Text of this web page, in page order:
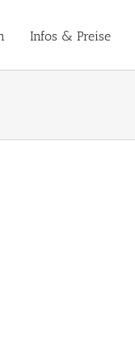
Infos & Preise